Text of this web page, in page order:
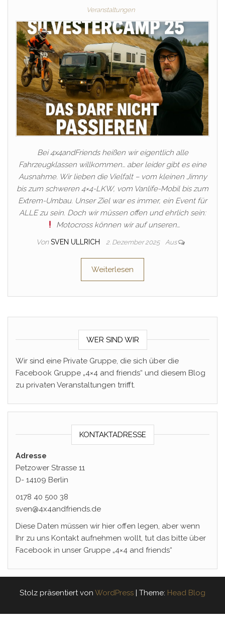
Veranstaltungen
Bei 4x4andFriends heißen wir eigentlich alle
Fahrzeugklassen willkommen… aber leider gibt es eine
Ausnahme. Wir lieben die Vielfalt – vom kleinen Jimny
bis zum schweren 4×4-LKW, vom Vanlife-Mobil bis zum
Extrem-Umbau. Unser Ziel war es immer, ein Event für
ALLE zu sein. Doch wir müssen offen und ehrlich sein:
Motocross können wir auf unseren…
Von SVEN ULLRICH 2. Dezember 2025 Aus
Weiterlesen
WER SIND WIR
Wir sind eine Private Gruppe, die sich über die
Facebook Gruppe „4×4 and friends“ und diesem Blog
zu privaten Veranstaltungen trrifft.
KONTAKTADRESSE
Adresse
Petzower Strasse 11
D- 14109 Berlin
0178 40 500 38
sven@4x4andfriends.de
Diese Daten müssen wir hier offen legen, aber wenn
Ihr zu uns Kontakt aufnehmen wollt, tut das bitte über
Facebook in unser Gruppe „4×4 and friends“
Stolz präsentiert von WordPress | Theme: Head Blog